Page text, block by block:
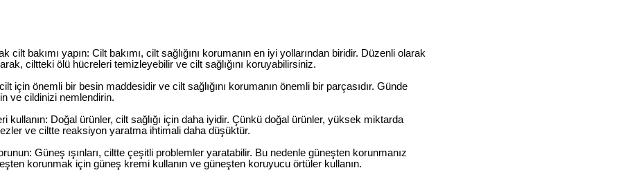
cilt bakımı yapın: Cilt bakımı, cilt sağlığını korumanın en iyi yollarından biridir. Düzenli olarak
ciltteki ölü hücreleri temizleyebilir ve cilt sağlığını koruyabilirsiniz.
için önemli bir besin maddesidir ve cilt sağlığını korumanın önemli bir parçasıdır. Günde
ve cildinizi nemlendirin.
kullanın: Doğal ürünler, cilt sağlığı için daha iyidir. Çünkü doğal ürünler, yüksek miktarda
ve ciltte reaksiyon yaratma ihtimali daha düşüktür.
Güneş ışınları, ciltte çeşitli problemler yaratabilir. Bu nedenle güneşten korunmanız
korunmak için güneş kremi kullanın ve güneşten koruyucu örtüler kullanın.